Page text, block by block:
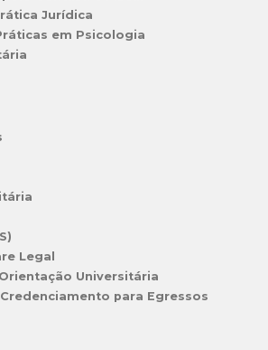
Jurídica
em Psicologia
Legal
Universitária
Credenciamento para Egressos